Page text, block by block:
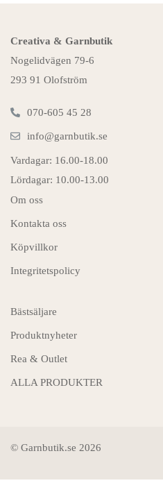
Creativa & Garnbutik
Nogelidvägen 79-6
293 91 Olofström
070-605 45 28
info@garnbutik.se
Vardagar: 16.00-18.00
Lördagar: 10.00-13.00
Om oss
Kontakta oss
Köpvillkor
Integritetspolicy
Bästsäljare
Produktnyheter
Rea & Outlet
ALLA PRODUKTER
© Garnbutik.se 2026